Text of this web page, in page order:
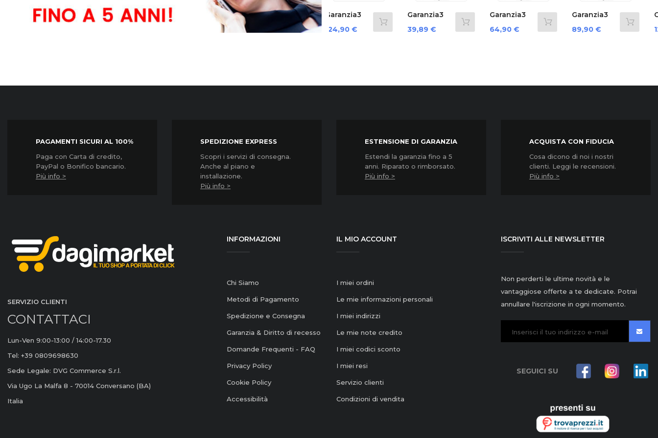
Garanzia3
Grpd3500...
Garanzia3
Grpd31000...
Grpd32000...
Garanzia3
Grpd35000...
124,90 €
Garanzia3
Mesi...
Prezzo
39,89 €
Garanzia3
Mesi...
Prezzo
64,90 €
Garanzia3
Mesi...
Prezzo
89,90 €
Garanzia3
G3Cnpd3500...
Prezzo
124,90 €
PAGAMENTI SICURI AL 100%
Paga con Carta di credito,
PayPal o Bonifico bancario.
Più info >
SPEDIZIONE EXPRESS
Scopri i servizi di consegna.
Anche al piano e
installazione.
Più info >
ESTENSIONE DI GARANZIA
Estendi la garanzia fino a 5
anni. Riparato o rimborsato.
Più info >
ACQUISTA CON FIDUCIA
Cosa dicono di noi i nostri
clienti. Leggi le recensioni.
Più info >
SERVIZIO CLIENTI
CONTATTACI
Lun-Ven 9:00-13:00 / 14:00-17.30
Tel: +39 0809698630
Sede Legale: DVG Commerce S.r.l.
Via Ugo La Malfa 8 - 70014 Conversano (BA)
Italia
INFORMAZIONI
Chi Siamo
Metodi di Pagamento
Spedizione e Consegna
Garanzia & Diritto di recesso
Domande Frequenti - FAQ
Privacy Policy
Cookie Policy
Accessibilità
IL MIO ACCOUNT
I miei ordini
Le mie informazioni personali
I miei indirizzi
Le mie note credito
I miei codici sconto
I miei resi
Servizio clienti
Condizioni di vendita
ISCRIVITI ALLE NEWSLETTER
Non perderti le ultime novità e le
vantaggiose offerte a te dedicate. Potrai
annullare l'iscrizione in ogni momento.
SEGUICI SU